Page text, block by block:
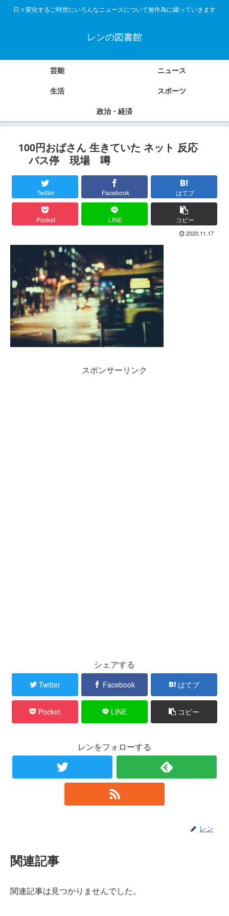
日々変化するご時世にいろんなニュースについて無作為に綴っていきます
レンの図書館
芸能
ニュース
生活
スポーツ
政治・経済
100円おばさん 生きていた ネット 反応
バス停 現場 噂
Twitter Facebook はてブ
Pocket LINE コピー
2020.11.17
スポンサーリンク
シェアする
Twitter Facebook はてブ
Pocket LINE コピー
レンをフォローする
レン
関連記事
関連記事は見つかりませんでした。